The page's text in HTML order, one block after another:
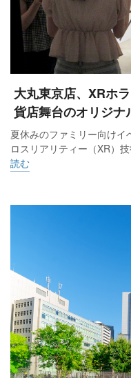
大丸東京店、XRホ
貨店舞台のオリジナ
夏休みのファミリー向けイ
ロスリアリティー（XR）
読む